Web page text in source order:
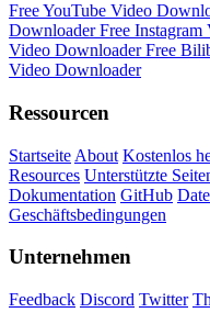
Free YouTube Video
DownloaderFree
Video DownloaderFree
Video Downloader
Ressourcen
Startseite About Kostenlos
Resources Unterstützte
Dokumentation GitHub
Geschäftsbedingungen
Unternehmen
Feedback Discord Twitter